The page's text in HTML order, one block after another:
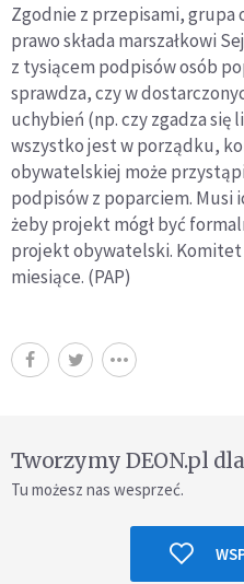
Zgodnie z przepisami,
prawo składa marszałkowi
z tysiącem podpisów osób
sprawdza, czy w
uchybień (np. czy zgadza się
wszystko jest w porządku,
obywatelskiej może
podpisów z poparciem. Musi
żeby projekt mógł być
projekt obywatelski. Komitet
miesiące. (PAP)
Tworzymy DEON.pl
Tu możesz nas wesprzeć.